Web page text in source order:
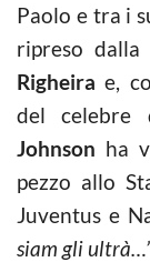
Paolo e tra i
ripreso dalla
Righeira e,
del celebre
Johnson ha
pezzo allo
Juventus e
siam gli